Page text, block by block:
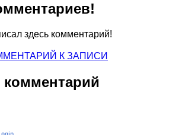
здесь комментарий!
К ЗАПИСИ
комментарий